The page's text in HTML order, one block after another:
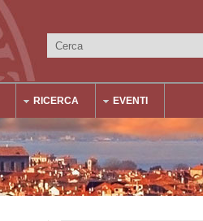
Form di ricerca
Cerca
RICERCA EVENTI